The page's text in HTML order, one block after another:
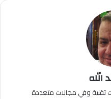
الله
تقنية وفي مجالات متعددة